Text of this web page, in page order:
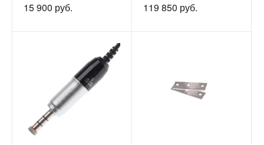
15 900 руб. 119 850 руб.